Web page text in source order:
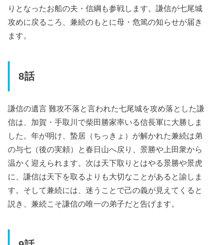
りとなったお船の夫・信綱も参戦します。謙信が七尾城
攻めに戻るころ、兼続のもとに母・危篤の知らせが届き
ます。
8話
謙信の遺言 難攻不落と言われた七尾城を攻め落とした謙
信は、加賀・手取川で柴田勝家率いる信長軍に大勝しま
した。年が明け、蟄居（ちっきょ）が解かれた兼続は弟
の与七（後の実頼）と春日山へ戻り、景勝や上田衆から
温かく迎えられます。次は天下取りとはやる景勝や景虎
に、謙信は天下を取るよりも大切なことがあると諭しま
す。そして兼続には、迷うことで己の義が見えてくると
説き、兼続こそ謙信の唯一の弟子だと告げます。